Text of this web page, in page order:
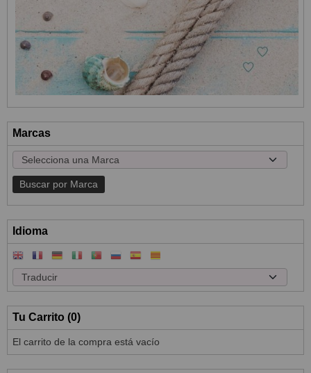
Marcas
Idioma
Tu Carrito (0)
El carrito de la compra está vacío